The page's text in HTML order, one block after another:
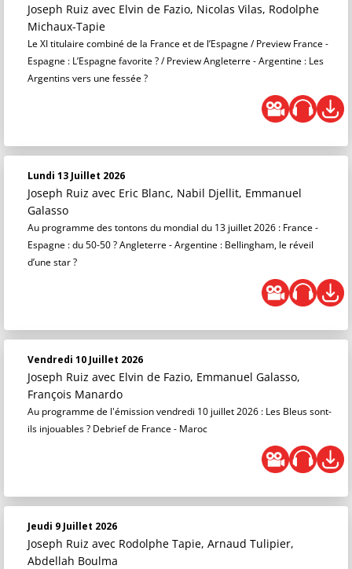
Joseph Ruiz avec Elvin de Fazio, Nicolas Vilas, Rodolphe
Michaux-Tapie
Le XI titulaire combiné de la France et de l’Espagne / Preview France -
Espagne : L’Espagne favorite ? / Preview Angleterre - Argentine : Les
Argentins vers une fessée ?
Lundi 13 Juillet 2026
Joseph Ruiz avec Eric Blanc, Nabil Djellit, Emmanuel
Galasso
Au programme des tontons du mondial du 13 juillet 2026 : France -
Espagne : du 50-50 ? Angleterre - Argentine : Bellingham, le réveil
d’une star ?
Vendredi 10 Juillet 2026
Joseph Ruiz avec Elvin de Fazio, Emmanuel Galasso,
François Manardo
Au programme de l'émission vendredi 10 juillet 2026 : Les Bleus sont-
ils injouables ? Debrief de France - Maroc
Jeudi 9 Juillet 2026
Joseph Ruiz avec Rodolphe Tapie, Arnaud Tulipier,
Abdellah Boulma